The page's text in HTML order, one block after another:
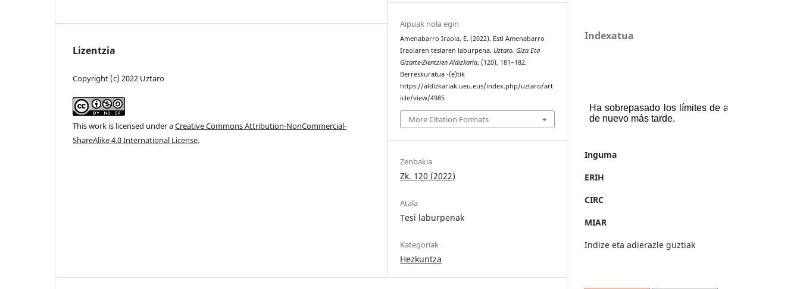
Lizentzia
Copyright (c) 2022 Uztaro
This work is licensed under aCreative Commons Attribution-NonCommercial-
ShareAlike 4.0 International License.
Aipuak nola egin
Amenabarro Iraola, E. (2022). Esti Amenabarro
Iraolaren tesiaren laburpena. Uztaro. Giza Eta
Gizarte-Zientzien Aldizkaria, (120), 181–182.
Berreskuratua -(e)tik
https://aldizkariak.ueu.eus/index.php/uztaro/art
icle/view/4985
More Citation Formats
Zenbakia
Zk. 120 (2022)
Atala
Tesi laburpenak
Kategoriak
Hezkuntza
Indexatua
Inguma
ERIH
CIRC
MIAR
Indize eta adierazle guztiak